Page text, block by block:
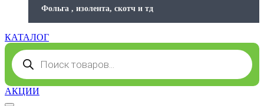
Фольга , изолента, скотч и тд
КАТАЛОГ
Поиск
товаров
АКЦИИ